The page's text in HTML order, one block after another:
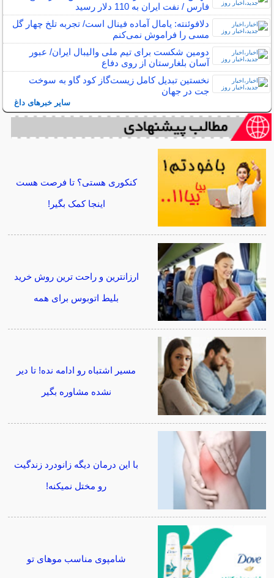
فارس / نفت ایران به 110 دلار رسید
دلافوئنته: یامال آماده فینال است/ تجربه تلخ چهار گل
مسی را فراموش نمی‌کنم
دومین شکست برای تیم ملی والیبال ایران/ عبور
آسان بلغارستان از روی دفاع
نخستین تبدیل کامل زیست‌گاز کود گاو به سوخت
جت در جهان
سایر خبرهای داغ
کنکوری هستی؟ تا فرصت هست
اینجا کمک بگیر!
ارزانترین و راحت ترین روش خرید
بلیط اتوبوس برای همه
مسیر اشتباه رو ادامه نده! تا دیر
نشده مشاوره بگیر
با این درمان دیگه زانودرد زندگیت
رو مختل نمیکنه!
شامپوی مناسب موهای تو